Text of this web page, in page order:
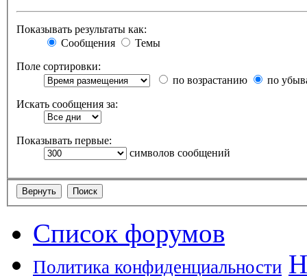
Показывать результаты как:
Сообщения
Темы
Поле сортировки:
по возрастанию
по
Искать сообщения за:
Показывать первые:
символов сообщений
Список форумов
Политика конфиденциальности